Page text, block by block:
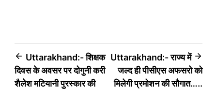
Post
navigation
Uttarakhand:- शिक्षक
दिवस के अवसर पर दोगुनी करी
शैलेश मटियानी पुरस्कार की
Uttarakhand:- राज्य में
जल्द ही पीसीएस अफसरो को
मिलेगी प्रमोशन की सौगात…..